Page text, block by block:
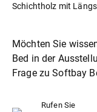
Schichtholz mit
Möchten Sie
Bed in der
Frage zu Softbay
Rufen Sie